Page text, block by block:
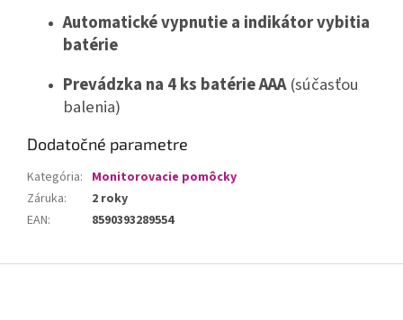
Automatické vypnutie a indikátor vybitia
batérie
Prevádzka na 4 ks batérie AAA(súčasťou
balenia)
Dodatočné parametre
Kategória: Monitorovacie pomôcky
Záruka:
2 roky
EAN: 8590393289554